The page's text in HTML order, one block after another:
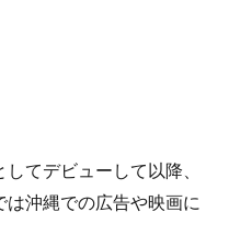
てデビューして以降、
沖縄での広告や映画に